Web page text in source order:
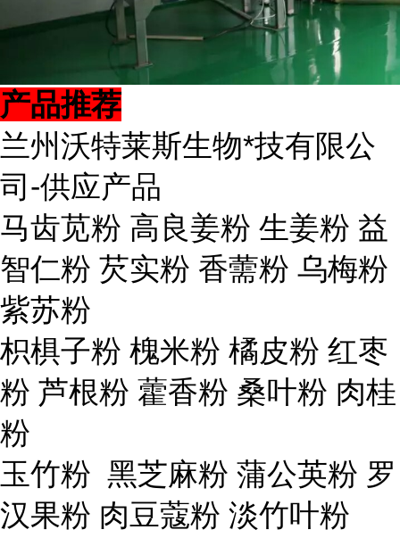
产品推荐
兰州沃特莱斯生物*技有限公
司-供应产品
马齿苋粉 高良姜粉 生姜粉 益
智仁粉 芡实粉 香薷粉 乌梅粉
紫苏粉
枳椇子粉 槐米粉 橘皮粉 红枣
粉 芦根粉 藿香粉 桑叶粉 肉桂
粉
玉竹粉 黑芝麻粉 蒲公英粉 罗
汉果粉 肉豆蔻粉 淡竹叶粉